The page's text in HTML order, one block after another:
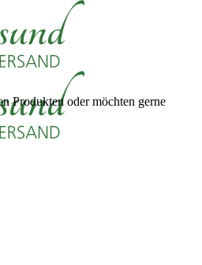
Produkten oder möchten gerne